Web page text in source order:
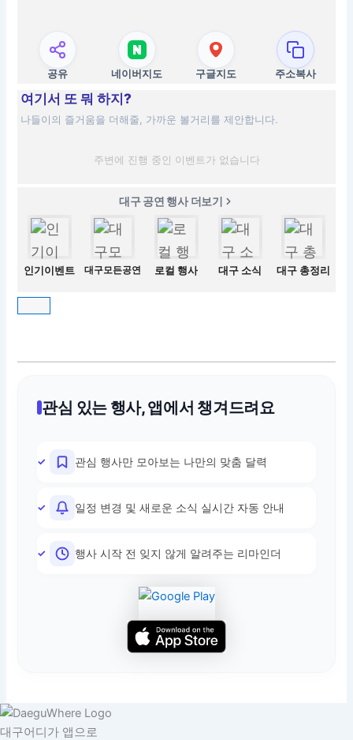
공유 네이버지도 구글지도 주소복사
여기서 또 뭐 하지?
나들이의 즐거움을 더해줄, 가까운 볼거리를 제안합니다.
주변에 진행 중인 이벤트가 없습니다
대구 공연 행사 더보기
인기이벤트 대구모든공연 로컬 행사 대구 소식 대구 총정리
관심 있는 행사, 앱에서 챙겨드려요
관심 행사만 모아보는 나만의 맞춤 달력
일정 변경 및 새로운 소식 실시간 자동 안내
행사 시작 전 잊지 않게 알려주는 리마인더
대구어디가 앱으로